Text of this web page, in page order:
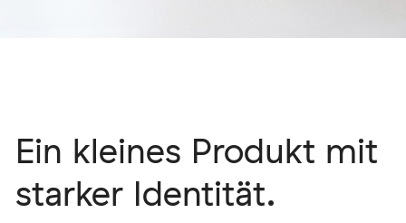
Ein kleines Produkt mit
starker Identität.